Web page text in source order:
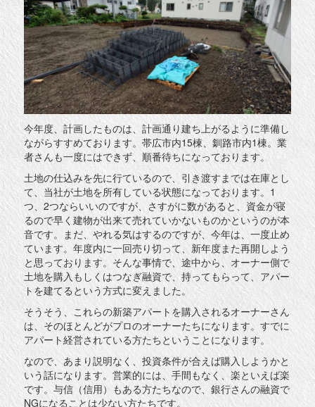
今年度、計画したものは、計画通り建ち上がるように準備し
ながらすすめております。帯広市内15棟、釧路市内1棟。業
者さんも一度にはできず、順番待ちになっております。
土地の仕込みを先に行ているので、引き渡すまでは在庫とし
て、当社が土地を所有している状態になっております。1
つ、2つならいいのですが、さすがに数があると、資金が寝
るので早く建物が出来て売れていかないものかというのが本
音です。まだ、やれる気はするのですが、今年は、一度止め
ています。年度内に一回売り切って、新年度また再開しよう
と思っております。そんな事情で、途中から、オーナー側で
土地を購入もしくはつなぎ融資で、持ってもらって、アパー
トを建てるという方式に変えました。
そうそう、これらの新築アパートを購入されるオーナーさん
は、そのほとんどがプロのオーナーたちになります。すでに
アパート経営されている方たちということになります。
なので、あまり説明なく、投資条件が合えば購入しようかと
いう話になります。営業的には、手間もなく、楽といえば楽
です。与信（信用）もある方たちなので、銀行さんの融資で
NGになることは少ない方たちです。